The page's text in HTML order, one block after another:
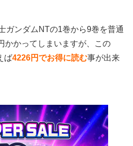
ガンダムNTの1巻から9巻を普通
かかってしまいますが、この
ば4226円でお得に読む事が出来